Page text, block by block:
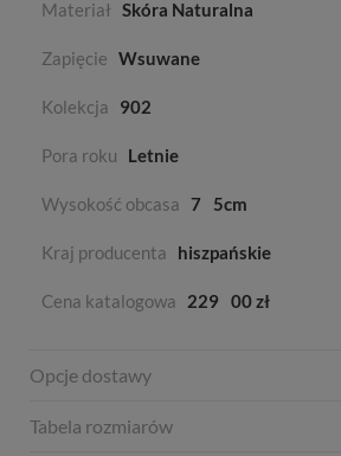
Materiał Skóra Naturalna
Zapięcie Wsuwane
Kolekcja 902
Pora roku Letnie
Wysokość obcasa 7 5cm
Kraj producenta hiszpańskie
Cena katalogowa 229 00 zł
Opcje dostawy
Tabela rozmiarów